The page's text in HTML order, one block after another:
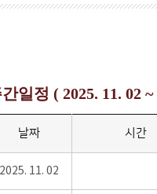
일정 ( 2025. 11. 02 ~
날짜 시간
2025. 11. 02